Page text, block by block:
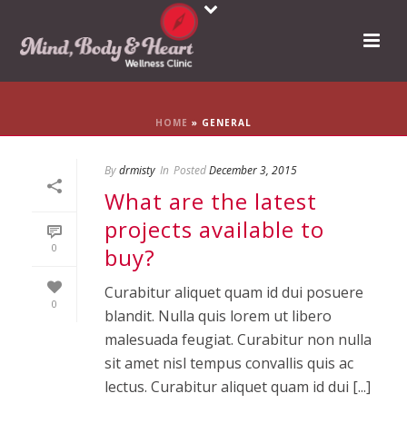
HOME » GENERAL
0
0
Bydrmisty In PostedDecember 3, 2015
What are the latest
projects available to
buy?
Curabitur aliquet quam id dui posuere
blandit. Nulla quis lorem ut libero
malesuada feugiat. Curabitur non nulla
sit amet nisl tempus convallis quis ac
lectus. Curabitur aliquet quam id dui [...]